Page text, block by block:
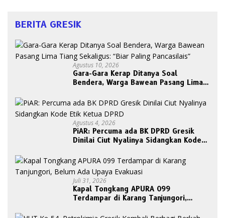
BERITA GRESIK
Agustus 10, 2026
Gara-Gara Kerap Ditanya Soal
Bendera, Warga Bawean Pasang Lima
Pancasilais”
Agustus 4, 2026
PiAR: Percuma ada BK DPRD Gresik
Dinilai Ciut Nyalinya Sidangkan Kode
Juli 31, 2026
Kapal Tongkang APURA 099
Terdampar di Karang Tanjungori,